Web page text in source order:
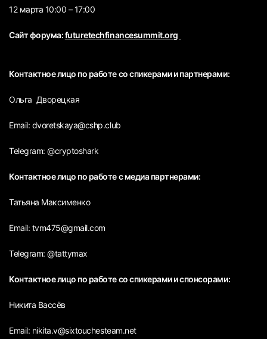
12 марта 10:00 – 17:00
Сайт форума:futuretechfinancesummit.org
Контактное лицо по работе со спикерами и партнерами:
Ольга Дворецкая
Email: dvoretskaya@cshp.сlub
Telegram: @cryptoshark
Контактное лицо по работе с медиа партнерами:
Татьяна Максименко
Email: tvm475@gmail.com
Telegram: @tattymax
Контактное лицо по работе со спикерами и спонсорами:
Никита Вассёв
Email: nikita.v@sixtouchesteam.net